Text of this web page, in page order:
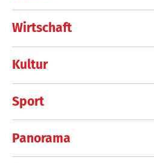
Wirtschaft
Kultur
Sport
Panorama